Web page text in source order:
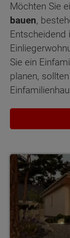
Möchten Sie
bauen,
Entscheidend
Sie ein
planen,